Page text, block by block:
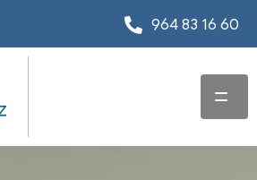
964 83 16 60